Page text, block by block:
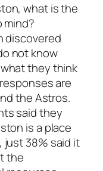
what is the
discovered
not know
they think
are
the Astros.
said they
is a place
38% said it
the